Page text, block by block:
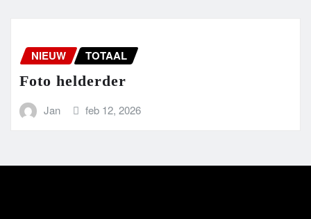
NIEUW TOTAAL
Foto helderder
Jan feb 12, 2026